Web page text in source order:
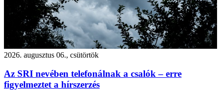
2026. augusztus 06., csütörtök
Az SRI nevében telefonálnak a csalók – erre
figyelmeztet a hírszerzés